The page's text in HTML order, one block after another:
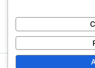
PRÉCÉDENT